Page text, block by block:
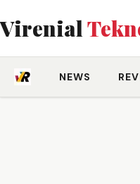
Virenial
NEWS